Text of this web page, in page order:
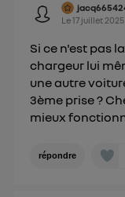
Le17 juillet 2025
Si ce n'est pas
chargeur lui
une autre
3ème prise ?
mieux
répondre